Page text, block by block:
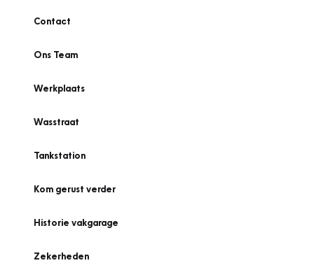
Contact
Ons Team
Werkplaats
Wasstraat
Tankstation
Kom gerust verder
Historie vakgarage
Zekerheden